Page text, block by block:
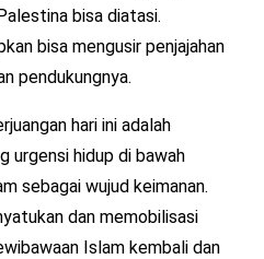
bisa diatasi.
bisa mengusir penjajahan
pendukungnya.
hari ini adalah
urgensi hidup di bawah
sebagai wujud keimanan.
dan memobilisasi
Islam kembali dan